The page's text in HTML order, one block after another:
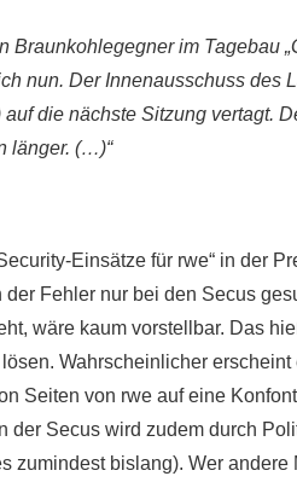
Braunkohlegegner im Tagebau
nun. Der Innenausschuss des
die nächste Sitzung vertagt.
länger. (…)“
Einsätze für rwe“ in der
Fehler nur bei den Secus
wäre kaum vorstellbar. Das
Wahrscheinlicher
Seiten von rwe auf eine
der Secus wird zudem durch
zumindest bislang). Wer